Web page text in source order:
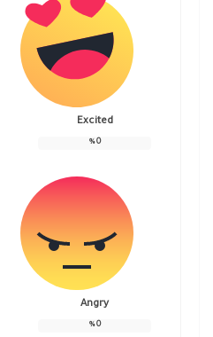
Excited
0
%
Angry
0
%